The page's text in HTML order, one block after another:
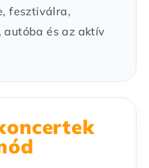
fesztiválra,
és az aktív